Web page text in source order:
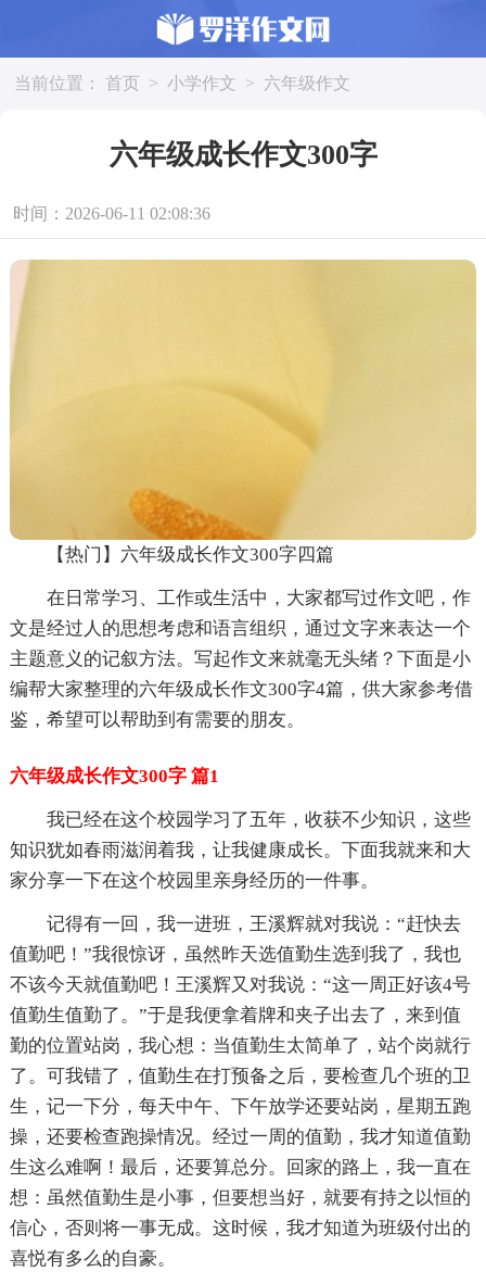
当前位置： 首页 > 小学作文 > 六年级作文
六年级成长作文300字
时间：2026-06-11 02:08:36
【热门】六年级成长作文300字四篇
在日常学习、工作或生活中，大家都写过作文吧，作
文是经过人的思想考虑和语言组织，通过文字来表达一个
主题意义的记叙方法。写起作文来就毫无头绪？下面是小
编帮大家整理的六年级成长作文300字4篇，供大家参考借
鉴，希望可以帮助到有需要的朋友。
六年级成长作文300字 篇1
我已经在这个校园学习了五年，收获不少知识，这些
知识犹如春雨滋润着我，让我健康成长。下面我就来和大
家分享一下在这个校园里亲身经历的一件事。
记得有一回，我一进班，王溪辉就对我说：“赶快去
值勤吧！”我很惊讶，虽然昨天选值勤生选到我了，我也
不该今天就值勤吧！王溪辉又对我说：“这一周正好该4号
值勤生值勤了。”于是我便拿着牌和夹子出去了，来到值
勤的位置站岗，我心想：当值勤生太简单了，站个岗就行
了。可我错了，值勤生在打预备之后，要检查几个班的卫
生，记一下分，每天中午、下午放学还要站岗，星期五跑
操，还要检查跑操情况。经过一周的值勤，我才知道值勤
生这么难啊！最后，还要算总分。回家的路上，我一直在
想：虽然值勤生是小事，但要想当好，就要有持之以恒的
信心，否则将一事无成。这时候，我才知道为班级付出的
喜悦有多么的自豪。